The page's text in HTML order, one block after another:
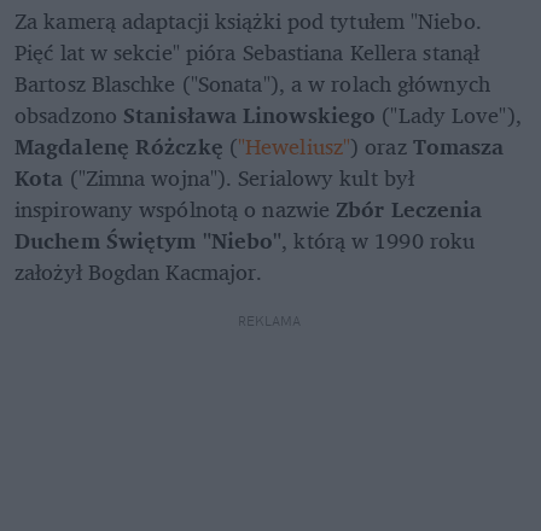
Za kamerą adaptacji książki pod tytułem "Niebo.
Pięć lat w sekcie" pióra Sebastiana Kellera stanął
Bartosz Blaschke ("Sonata"), a w rolach głównych
obsadzono Stanisława Linowskiego
Magdalenę Różczkę ("Heweliusz") oraz Tomasza
Kota ("Zimna wojna"). Serialowy kult był
inspirowany wspólnotą o nazwie Zbór Leczenia
Duchem Świętym "Niebo", którą w 1990 roku
założył Bogdan Kacmajor.
REKLAMA